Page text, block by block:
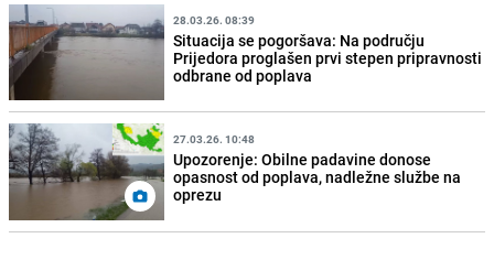
28.03.26. 08:39
Situacija se pogoršava: Na području
Prijedora proglašen prvi stepen pripravnosti
odbrane od poplava
27.03.26. 10:48
Upozorenje: Obilne padavine donose
opasnost od poplava, nadležne službe na
oprezu